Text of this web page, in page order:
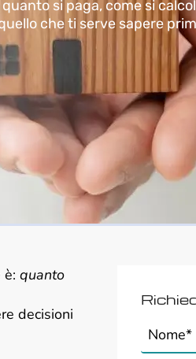
si paga, come si
che ti serve sapere
quanto
decisioni